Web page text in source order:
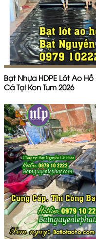
Bạt Nhựa HDPE Lót Ao
Cá Tại Kon Tum 2026